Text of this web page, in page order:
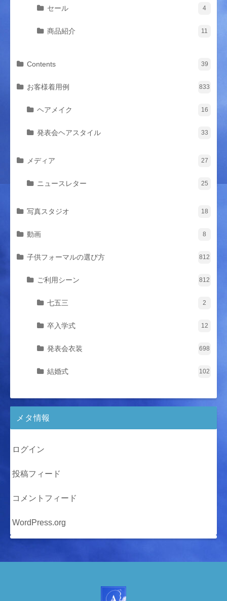
セール 4
商品紹介 11
Contents 39
お客様着用例 833
ヘアメイク 16
発表会ヘアスタイル 33
メディア 27
ニュースレター 25
写真スタジオ 18
動画 8
子供フォーマルの選び方 812
ご利用シーン 812
七五三 2
卒入学式 12
発表会衣装 698
結婚式 102
メタ情報
ログイン
投稿フィード
コメントフィード
WordPress.org